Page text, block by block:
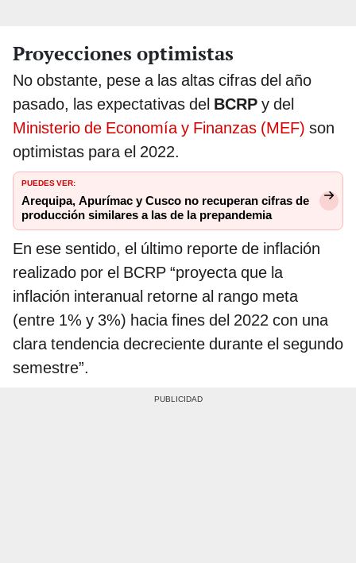
Proyecciones optimistas
No obstante, pese a las altas cifras del año
pasado, las expectativas del BCRP y del
Ministerio de Economía y Finanzas (MEF) son
optimistas para el 2022.
PUEDES VER:
Arequipa, Apurímac y Cusco no recuperan cifras de
producción similares a las de la prepandemia
En ese sentido, el último reporte de inflación
realizado por el BCRP “proyecta que la
inflación interanual retorne al rango meta
(entre 1% y 3%) hacia fines del 2022 con una
clara tendencia decreciente durante el segundo
semestre”.